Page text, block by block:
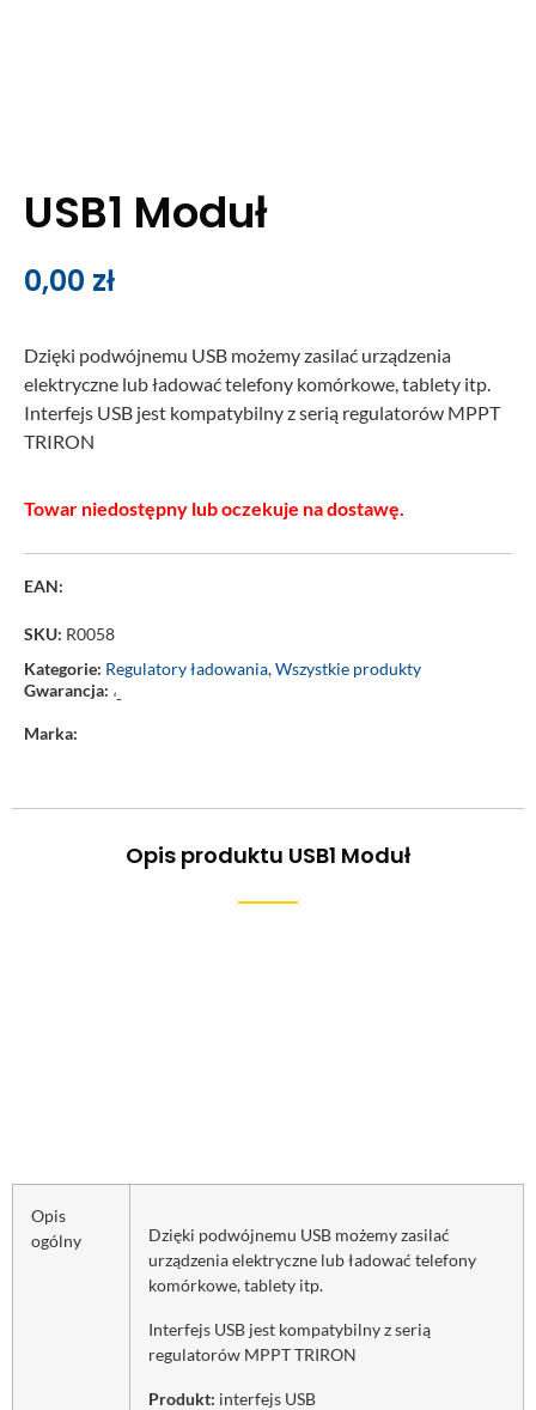
USB1 Moduł
0,00 zł
Dzięki podwójnemu USB możemy zasilać urządzenia
elektryczne lub ładować telefony komórkowe, tablety itp.
Interfejs USB jest kompatybilny z serią regulatorów MPPT
TRIRON
Towar niedostępny lub oczekuje na dostawę.
EAN:
SKU: R0058
Kategorie: Regulatory ładowania,Wszystkie produkty
Gwarancja: ‘-
Marka:
Opis produktu USB1 Moduł
Opis
ogólny
Dzięki podwójnemu USB możemy zasilać
urządzenia elektryczne lub ładować telefony
komórkowe, tablety itp.
Interfejs USB jest kompatybilny z serią
regulatorów MPPT TRIRON
Produkt: interfejs USB